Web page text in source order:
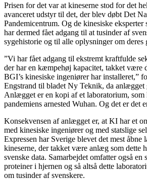
Prisen for det var at kineserne stod for det
avanceret udstyr til det, der blev døbt Det
Pandemicentrum. Og de kinesiske
har dermed fået adgang til at tusinder af
sygehistorie og til alle oplysninger om deres
”Vi har fået adgang til ekstremt kraftfulde
der har en kæmpehøj kapacitet, takket være
BGI’s kinesiske ingeniører har installeret,”
Engstrand til bladet Ny Teknik, da anlægget
Anlægget er en kopi af et laboratorium, som
pandemiens arnested Wuhan. Og det er det
Konsekvensen af anlægget er, at KI har et
med kinesiske ingeniører og med statslige
Expressen har Sverige blevet det mest
kineserne, der takket være anlæg som dette
svenske data. Samarbejdet omfatter også
proteiner i hjernen og så altså dette
om tusinder af svenskere.